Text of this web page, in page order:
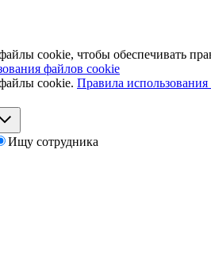
cookie, чтобы обеспечивать
файлов cookie
cookie. Правила
Ищу сотрудника